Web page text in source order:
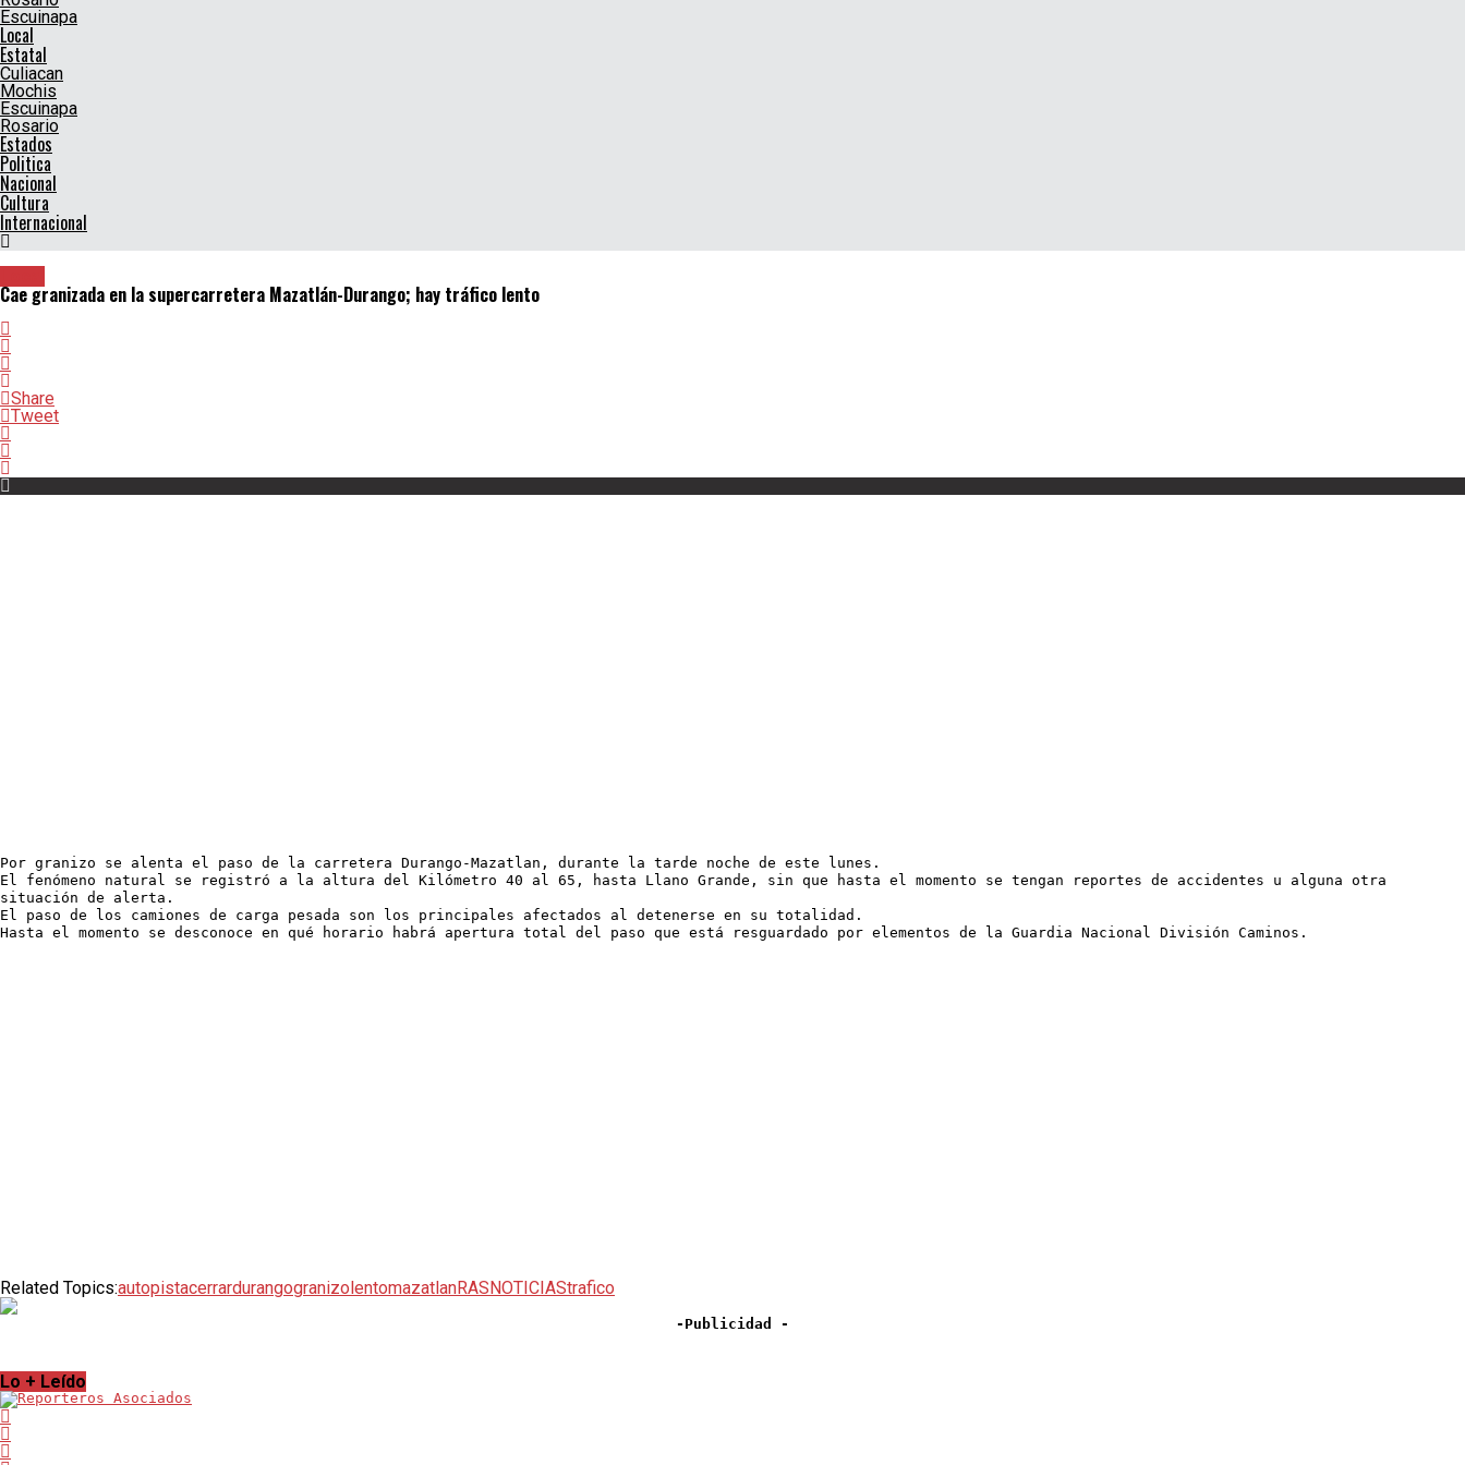
Escuinapa
Local
Estatal
Culiacan
Mochis
Escuinapa
Rosario
Estados
Politica
Nacional
Cultura
Internacional
Cae granizada en la supercarretera Mazatlán-Durango; hay tráfico lento
Share
Tweet
Por granizo se alenta el paso de la carretera Durango-Mazatlan, durante la tarde noche de este lunes.
El fenómeno natural se registró a la altura del Kilómetro 40 al 65, hasta Llano Grande, sin que hasta el momento se tengan reportes de accidentes u alguna otra
situación de alerta.
El paso de los camiones de carga pesada son los principales afectados al detenerse en su totalidad.
Hasta el momento se desconoce en qué horario habrá apertura total del paso que está resguardado por elementos de la Guardia Nacional División Caminos.
Related Topics:autopistacerrardurangogranizolentomazatlanRASNOTICIAStrafico
-Publicidad -
Lo + Leído